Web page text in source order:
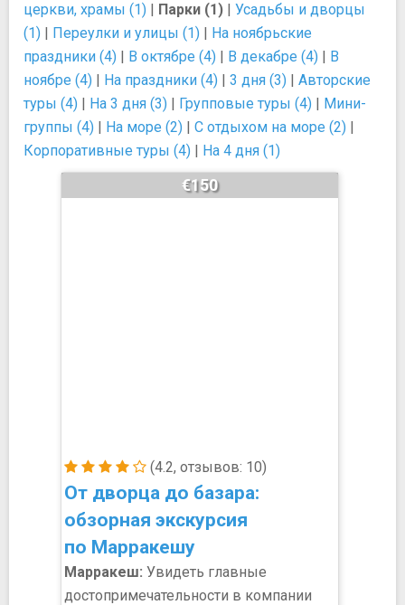
церкви, храмы (1) | Парки (1) | Усадьбы и дворцы
(1) | Переулки и улицы (1) | На ноябрьские
праздники (4) | В октябре (4) | В декабре (4) | В
ноябре (4) | На праздники (4) | 3 дня (3) | Авторские
туры (4) | На 3 дня (3) | Групповые туры (4) | Мини-
группы (4) | На море (2) | С отдыхом на море (2) |
Корпоративные туры (4) | На 4 дня (1)
(4.2, отзывов: 10)
От дворца до базара:
обзорная экскурсия
по Марракешу
€150
Марракеш: Увидеть главные
достопримечательности в компании